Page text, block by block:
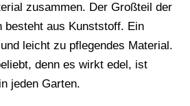
zusammen. Der Großteil der
besteht aus Kunststoff. Ein
leicht zu pflegendes Material.
denn es wirkt edel, ist
jeden Garten.